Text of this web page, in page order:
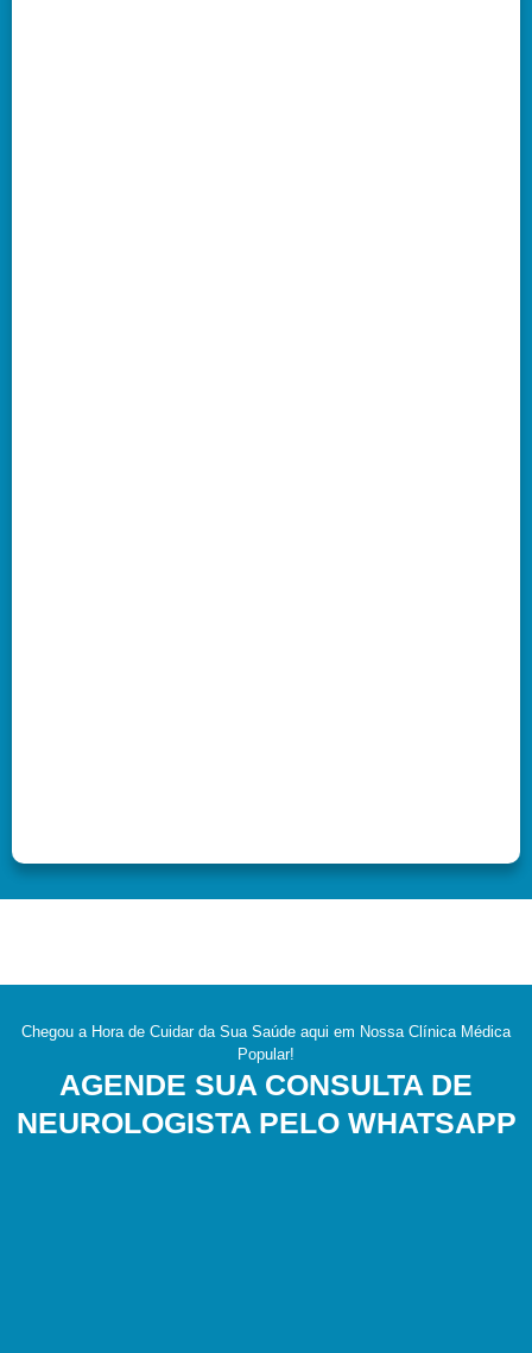
Chegou a Hora de Cuidar da Sua Saúde aqui em Nossa Clínica Médica
Popular!
AGENDE SUA CONSULTA DE
NEUROLOGISTA PELO WHATSAPP